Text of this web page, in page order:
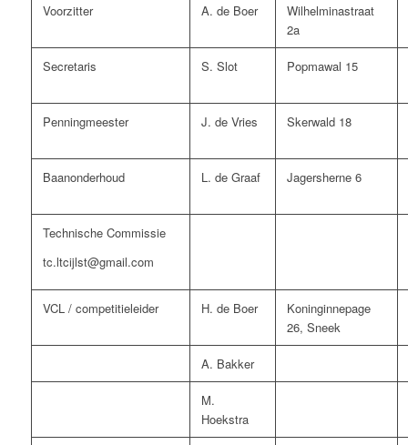
Voorzitter A. de Boer
Wilhelminastraat
2a
Secretaris S. Slot Popmawal 15
Penningmeester J. de Vries Skerwald 18
Baanonderhoud L. de Graaf Jagersherne 6
Technische Commissie
tc.ltcijlst@gmail.com
VCL / competitieleider H. de Boer
Koninginnepage
26, Sneek
A. Bakker
M.
Hoekstra